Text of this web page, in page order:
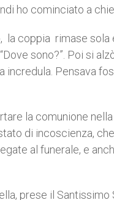
ho cominciato a
la coppia rimase
sono?”. Poi si
incredula. Pensava
la comunione
di incoscienza,
al funerale, e
prese il